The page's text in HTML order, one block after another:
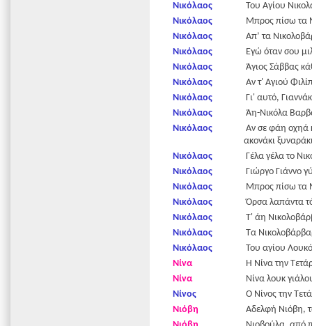
Νικόλαος
Του Αγίου
Νικόλαος
Μπρος πίσω τα
Νικόλαος
Απ’ τα
Νικόλαος
Εγώ όταν σου
Νικόλαος
Άγιος Σάββας
Νικόλαος
Αν τ' Αγιού
Νικόλαος
Γι' αυτό,
Νικόλαος
Άη-Νικόλα
Νικόλαος
Αν σε φάη οχηά
ακονάκι
Νικόλαος
Γέλα γέλα το
Νικόλαος
Γιώργο Γιάννο
Νικόλαος
Μπρος πίσω τα
Νικόλαος
Όρσα λαπάντα
Νικόλαος
Τ' άη
Νικόλαος
Τα
Νικόλαος
Του αγίου
Νίνα
Η Νίνα την
Νίνα
Νίνα λουκ
Νίνος
Ο Νίνος την
Νιόβη
Αδελφή Νιόβη,